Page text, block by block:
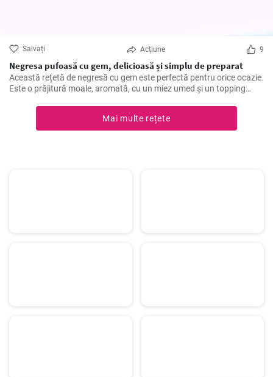
Salvați Acțiune 9
Negresa pufoasă cu gem, delicioasă și simplu de preparat
Această rețetă de negresă cu gem este perfectă pentru orice ocazie.
Este o prăjitură moale, aromată, cu un miez umed și un topping
care poate fi făcută rapid și ușor.
Mai multe rețete